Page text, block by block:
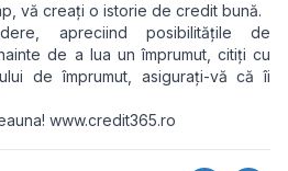
vă creați o istorie de credit bună.
apreciind posibilitățile de
de a lua un împrumut, citiți cu
de împrumut, asigurați-vă că îi
www.credit365.ro